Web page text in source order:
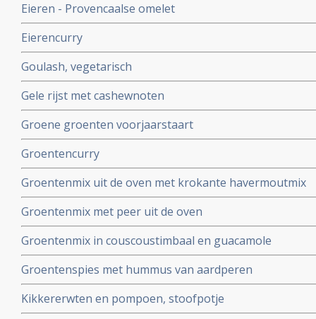
Eieren - Provencaalse omelet
Eierencurry
Goulash, vegetarisch
Gele rijst met cashewnoten
Groene groenten voorjaarstaart
Groentencurry
Groentenmix uit de oven met krokante havermoutmix
Groentenmix met peer uit de oven
Groentenmix in couscoustimbaal en guacamole
Groentenspies met hummus van aardperen
Kikkererwten en pompoen, stoofpotje